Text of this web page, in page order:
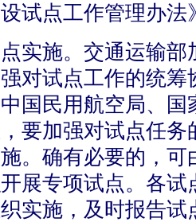
试点工作管理办法
施。交通运输部
对试点工作的统
国民用航空局、国
要加强对试点任
。确有必要的，可
展专项试点。各试
实施，及时报告试